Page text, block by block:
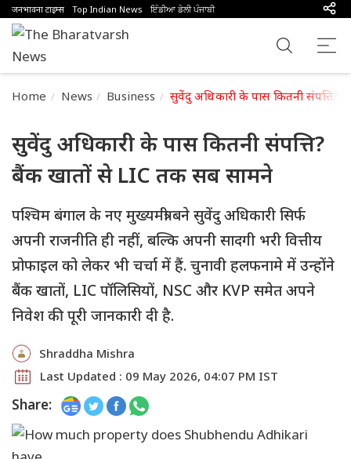
जनभावना टाइम्स Top Indian News ਇੰਡੀਆ ਡੇਲੀ ਪੰਜਾਬੀ
Home News Business सुवेंदु अधिकारी के पास कितनी
सुवेंदु अधिकारी के पास कितनी संपत्ति?
बैंक खातों से LIC तक सब सामने
पश्चिम बंगाल के नए मुख्यमंत्री बने सुवेंदु अधिकारी सिर्फ
अपनी राजनीति ही नहीं, बल्कि अपनी सादगी भरी वित्तीय
प्रोफाइल को लेकर भी चर्चा में हैं. चुनावी हलफनामे में उन्होंने
बैंक खातों, LIC पॉलिसियों, NSC और KVP समेत अपने
निवेश की पूरी जानकारी दी है.
Shraddha Mishra
Last Updated : 09 May 2026, 04:07 PM IST
Share: